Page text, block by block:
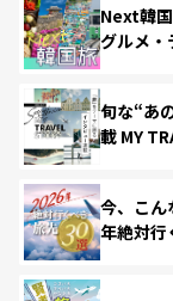
Next韓
グルメ・
旬な“あ
載 MY
今、こん
年絶対行